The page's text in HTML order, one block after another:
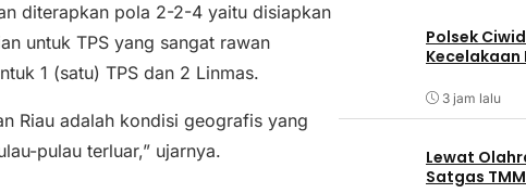
diterapkan pola 2-2-4 yaitu disiapkan
untuk TPS yang sangat rawan
1 (satu) TPS dan 2 Linmas.
Riau adalah kondisi geografis yang
pulau terluar,” ujarnya.
Polsek
Kecelakaan
3 jam lalu
Lewat
Satgas